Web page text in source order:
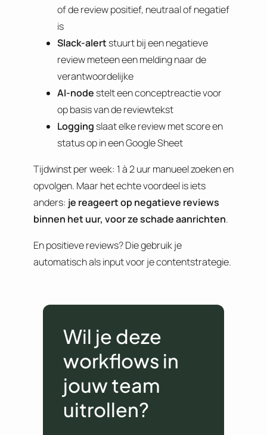
of de review positief, neutraal of negatief
is
Slack-alert stuurt bij een negatieve
review meteen een melding naar de
verantwoordelijke
AI-node stelt een conceptreactie voor
op basis van de reviewtekst
Logging slaat elke review met score en
status op in een Google Sheet
Tijdwinst per week: 1 à 2 uur manueel zoeken en
opvolgen. Maar het echte voordeel is iets
anders: je reageert op negatieve reviews
binnen het uur, voor ze schade aanrichten.
En positieve reviews? Die gebruik je
automatisch als input voor je contentstrategie.
Wil je deze
workflows in
jouw team
uitrollen?